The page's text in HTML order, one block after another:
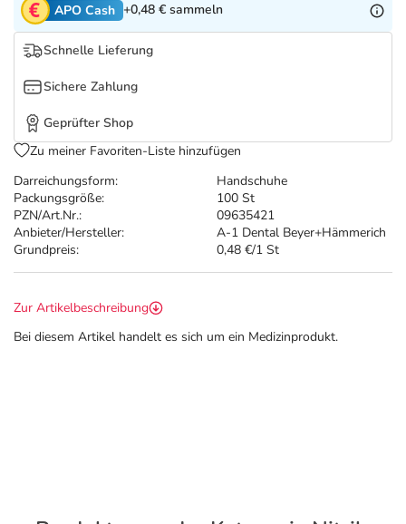
Tierapotheke
Marken
Salus Deals
Darreichungsform:
Handschuhe
Packungsgröße:
100 St
PZN/Art.Nr.:
09635421
Anbieter/Hersteller:
A-1 Dental Beyer+Hämmerich
Grundpreis:
0,48 €/1 St
APO Cash +0,48 € sammeln
Schnelle Lieferung
Sichere Zahlung
Geprüfter Shop
Zu meiner Favoriten-Liste hinzufügen
Zur Artikelbeschreibung
Bei diesem Artikel handelt es sich um ein Medizinprodukt.